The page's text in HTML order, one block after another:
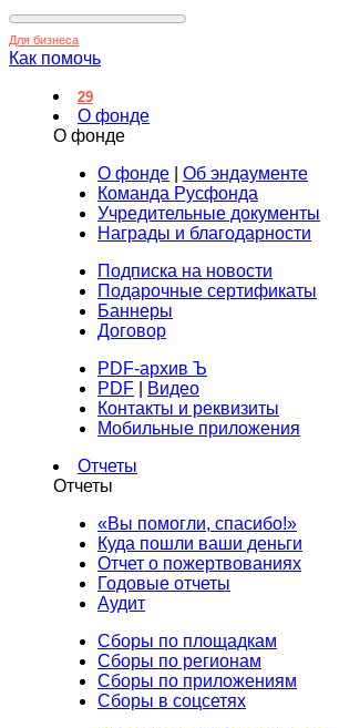
Для бизнеса
Как помочь
29
О фонде
О фонде
О фонде
Об эндаументе
Команда Русфонда
Учредительные документы
Награды и благодарности
Подписка на новости
Подарочные сертификаты
Баннеры
Договор
PDF-архив Ъ
PDF
Видео
Контакты и реквизиты
Мобильные приложения
Отчеты
Отчеты
«Вы помогли, спасибо!»
Куда пошли ваши деньги
Отчет о пожертвованиях
Годовые отчеты
Аудит
Сборы по площадкам
Сборы по регионам
Сборы по приложениям
Сборы в соцсетях